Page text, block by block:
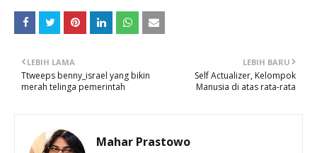
LEBIH BARU
Self Actualizer, Kelompok
Manusia di atas rata-rata
LEBIH LAMA
Ttweeps benny_israel yang bikin
merah telinga pemerintah
Mahar Prastowo